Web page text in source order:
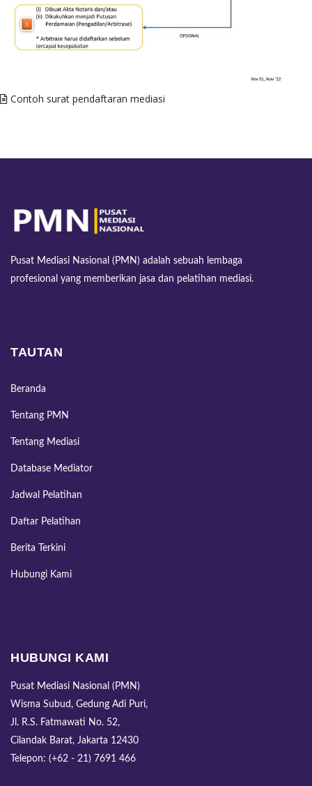
Contoh surat pendaftaran mediasi
Pusat Mediasi Nasional (PMN) adalah sebuah lembaga
profesional yang memberikan jasa dan pelatihan mediasi.
TAUTAN
Beranda
Tentang PMN
Tentang Mediasi
Database Mediator
Jadwal Pelatihan
Daftar Pelatihan
Berita Terkini
Hubungi Kami
HUBUNGI KAMI
Pusat Mediasi Nasional (PMN)
Wisma Subud, Gedung Adi Puri,
Jl. R.S. Fatmawati No. 52,
Cilandak Barat, Jakarta 12430
Telepon: (+62 - 21) 7691 466